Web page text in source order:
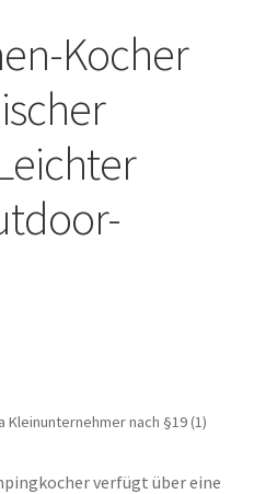
Kocher
nach §19 (1)
verfügt über eine